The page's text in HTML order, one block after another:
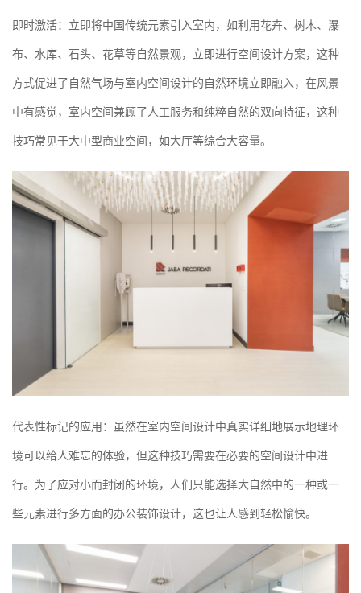
即时激活：立即将中国传统元素引入室内，如利用花卉、树木、瀑
布、水库、石头、花草等自然景观，立即进行空间设计方案，这种
方式促进了自然气场与室内空间设计的自然环境立即融入，在风景
中有感觉，室内空间兼顾了人工服务和纯粹自然的双向特征，这种
技巧常见于大中型商业空间，如大厅等综合大容量。
代表性标记的应用：虽然在室内空间设计中真实详细地展示地理环
境可以给人难忘的体验，但这种技巧需要在必要的空间设计中进
行。为了应对小而封闭的环境，人们只能选择大自然中的一种或一
些元素进行多方面的办公装饰设计，这也让人感到轻松愉快。